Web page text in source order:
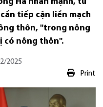
tiếp cận liền mạch
thôn, "trong nông
có nông thôn".
2025
Print